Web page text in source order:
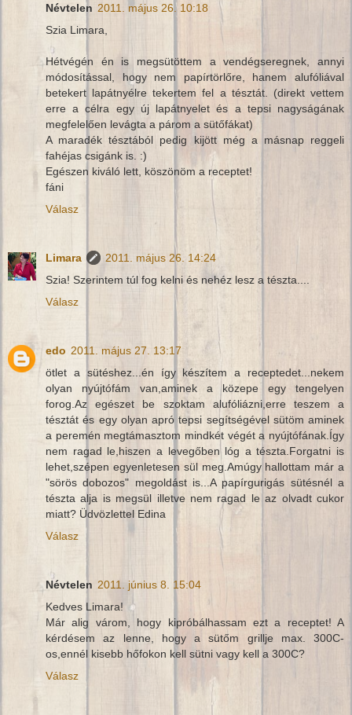
Névtelen 2011. május 26. 10:18
Szia Limara,
Hétvégén én is megsütöttem a vendégseregnek, annyi
módosítással, hogy nem papírtörlőre, hanem alufóliával
betekert lapátnyélre tekertem fel a tésztát. (direkt vettem
erre a célra egy új lapátnyelet és a tepsi nagyságának
megfelelően levágta a párom a sütőfákat)
A maradék tésztából pedig kijött még a másnap reggeli
fahéjas csigánk is. :)
Egészen kiváló lett, köszönöm a receptet!
fáni
Válasz
Limara
2011. május 26. 14:24
Szia! Szerintem túl fog kelni és nehéz lesz a tészta....
Válasz
edo 2011. május 27. 13:17
ötlet a sütéshez...én így készítem a receptedet...nekem
olyan nyújtófám van,aminek a közepe egy tengelyen
forog.Az egészet be szoktam alufóliázni,erre teszem a
tésztát és egy olyan apró tepsi segítségével sütöm aminek
a peremén megtámasztom mindkét végét a nyújtófának.Így
nem ragad le,hiszen a levegőben lóg a tészta.Forgatni is
lehet,szépen egyenletesen sül meg.Amúgy hallottam már a
"sörös dobozos" megoldást is...A papírgurigás sütésnél a
tészta alja is megsül illetve nem ragad le az olvadt cukor
miatt? Üdvözlettel Edina
Válasz
Névtelen 2011. június 8. 15:04
Kedves Limara!
Már alig várom, hogy kipróbálhassam ezt a receptet! A
kérdésem az lenne, hogy a sütőm grillje max. 300C-
os,ennél kisebb hőfokon kell sütni vagy kell a 300C?
Válasz